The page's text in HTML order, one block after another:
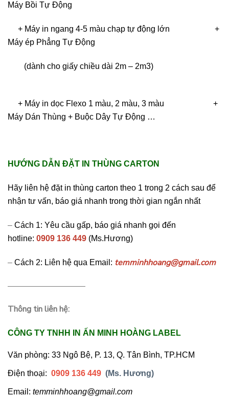
Máy Bồi Tự Động
+ Máy in ngang 4-5 màu chạp tự động lớn +
Máy ép Phẳng Tự Động
(dành cho giấy chiều dài 2m – 2m3)
+ Máy in dọc Flexo 1 màu, 2 màu, 3 màu +
Máy Dán Thùng + Buộc Dây Tự Động …
HƯỚNG DẪN ĐẶT IN THÙNG CARTON
Hãy liên hệ đặt in thùng carton theo 1 trong 2 cách sau để
nhận tư vấn, báo giá nhanh trong thời gian ngắn nhất
– Cách 1: Yêu cầu gấp, báo giá nhanh gọi đến
hotline: 0909 136 449 (Ms.Hương)
– Cách 2: Liên hệ qua Email: temminhhoang@gmail.com
—————————–
Thông tin liên hệ:
CÔNG TY TNHH IN ẤN MINH HOÀNG LABEL
Văn phòng: 33 Ngô Bệ, P. 13, Q. Tân Bình, TP.HCM
Điện thoại: 0909 136 449 (Ms. Hương)
Email: temminhhoang@gmail.com